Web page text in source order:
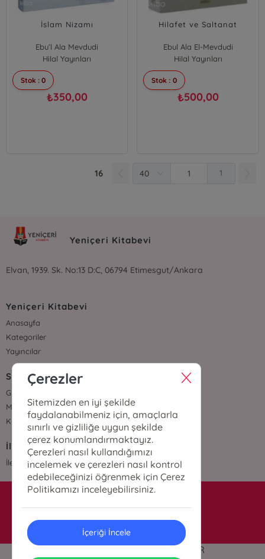
İslam Nizamı
Ebu’l Ala Mevdudi
Hilal Yayınları
Stok : 0
₺350,00
Hilafet ve Saltanat
Ebul Ala El-Mevdudi
Hilal Yayınları
Stok : 0
₺500,00
16 1
Yeniçeri Kitabevi
Elvan, 1939. Sk. No:13 D:C, 06794 Etimesgut/Ankara
Yeniçeri Kitabevi
Anasayfa
Kategoriler
Yayıncılar
Sözleşmeler
Gizlilik Sözleşmesi
Mesafeli Satış Sözleşmesi
Kullanıcı Sözleşmesi
İletişim
İletişim
info@yenicerikitabevi.com
© 2024 | TÜM HAKLARI SAKLIDIR
Çerezler
Sitemizden en iyi şekilde
faydalanabilmeniz için, amaçlarla
sınırlı ve gizliliğe uygun şekilde
çerez konumlandırmaktayız.
Çerezleri nasıl kullandığımızı
incelemek ve çerezleri nasıl kontrol
edebileceğinizi öğrenmek için Çerez
Politikamızı inceleyebilirsiniz.
İçeriği İncele